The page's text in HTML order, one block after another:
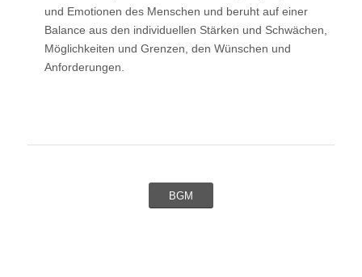
und Emotionen des Menschen und beruht auf einer
Balance aus den individuellen Stärken und Schwächen,
Möglichkeiten und Grenzen, den Wünschen und
Anforderungen.
BGM